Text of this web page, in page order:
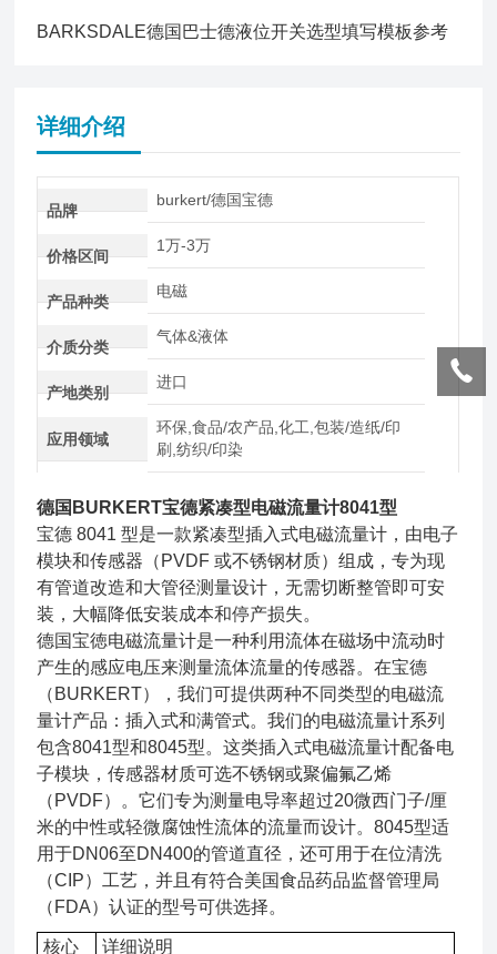
BARKSDALE德国巴士德液位开关选型填写模板参考
详细介绍
品牌
burkert/德国宝德
价格区间
1万-3万
产品种类
电磁
介质分类
气体&液体
产地类别
进口
应用领域
环保,食品/农产品,化工,包装/造纸/印
刷,纺织/印染
德国BURKERT宝德紧凑型电磁流量计8041型
宝德 8041 型是一款紧凑型插入式电磁流量计，由电子
模块和传感器（PVDF 或不锈钢材质）组成，专为现
有管道改造和大管径测量设计，无需切断整管即可安
装，大幅降低安装成本和停产损失。
德国宝徳电磁流量计是一种利用流体在磁场中流动时
产生的感应电压来测量流体流量的传感器。在宝德
（BURKERT），我们可提供两种不同类型的电磁流
量计产品：插入式和满管式。我们的电磁流量计系列
包含8041型和8045型。这类插入式电磁流量计配备电
子模块，传感器材质可选不锈钢或聚偏氟乙烯
（PVDF）。它们专为测量电导率超过20微西门子/厘
米的中性或轻微腐蚀性流体的流量而设计。8045型适
用于DN06至DN400的管道直径，还可用于在位清洗
（CIP）工艺，并且有符合美国食品药品监督管理局
（FDA）认证的型号可供选择。
核心 详细说明